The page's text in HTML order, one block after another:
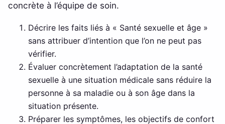
concrète à l’équipe de soin.
Décrire les faits liés à « Santé sexuelle et âge »
sans attribuer d’intention que l’on ne peut pas
vérifier.
Évaluer concrètement l’adaptation de la santé
sexuelle à une situation médicale sans réduire la
personne à sa maladie ou à son âge dans la
situation présente.
Préparer les symptômes, les objectifs de confort